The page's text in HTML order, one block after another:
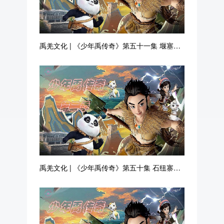
禹羌文化 | 《少年禹传奇》第五十一集 堰塞湖
禹羌文化 | 《少年禹传奇》第五十集 石纽寨治